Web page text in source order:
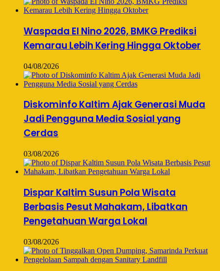
Waspada El Nino 2026, BMKG Prediksi
Kemarau Lebih Kering Hingga Oktober
04/08/2026
Diskominfo Kaltim Ajak Generasi Muda
Jadi Pengguna Media Sosial yang
Cerdas
03/08/2026
Dispar Kaltim Susun Pola Wisata
Berbasis Pesut Mahakam, Libatkan
Pengetahuan Warga Lokal
03/08/2026